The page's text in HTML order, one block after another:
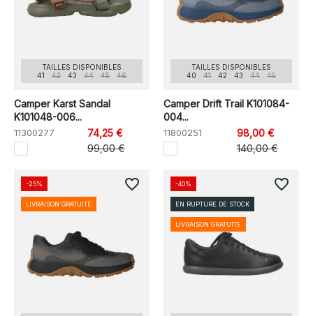
TAILLES DISPONIBLES
41
42 43 44 45 46
Camper Karst Sandal
K101048-006...
11300277
74,25 €
99,00 €
TAILLES DISPONIBLES
40
41 42 43 44 45
Camper Drift Trail K101084-
004...
11800251
98,00 €
140,00 €
-25%
LIVRAISON GRATUITE
favorite_border -40%
EN RUPTURE DE STOCK
LIVRAISON GRATUITE
favorite_border